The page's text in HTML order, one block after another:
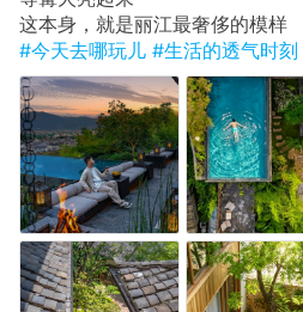
这本身，就是丽江最奢侈的模样
#今天去哪玩儿 #生活的透气时刻